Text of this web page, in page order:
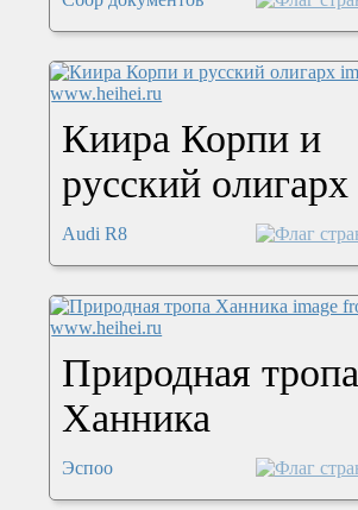
Киира Корпи и
русский олигарх
Audi R8
Природная тропа
Ханника
Эспоо